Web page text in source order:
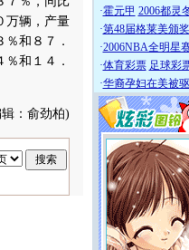
万辆，产量
和８７．
和１４．
：俞劲柏)
·霍元甲 2006都灵
·第48届格莱美颁
·2006NBA全明星
·体育彩票 足球彩
·华裔孕妇在美被